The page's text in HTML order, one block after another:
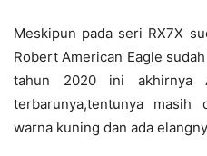
Meskipun pada seri RX7X
Robert American Eagle
tahun 2020 ini akhirnya
terbarunya,tentunya
warna kuning dan ada